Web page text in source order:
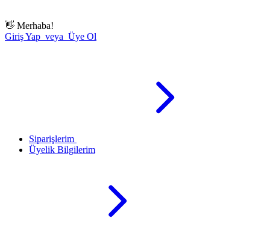
👋 Merhaba!
Giriş Yap veya Üye Ol
Siparişlerim
Üyelik Bilgilerim